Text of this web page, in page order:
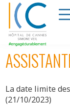
Accueil >
Assistante de
La date limite
(21/10/2023)